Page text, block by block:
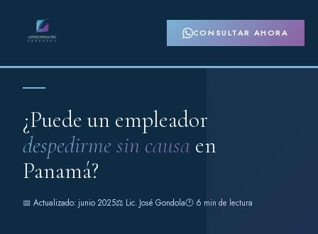
CONSULTAR AHORA
¿Puede un empleador
despedirme sin causa en
Panamá?
📅 Actualizado: junio 2025⚖️ Lic. José Gondola🕐 6 min de lectura